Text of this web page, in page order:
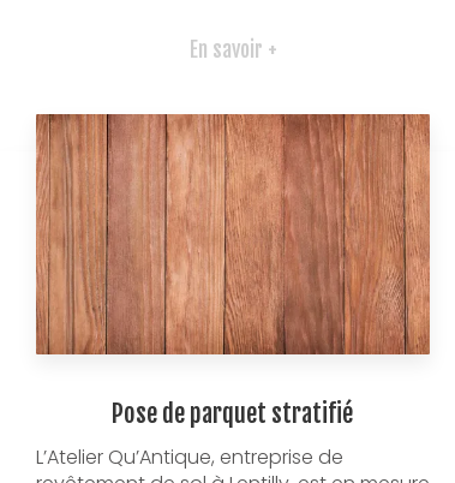
En savoir +
Pose de parquet stratifié
L’Atelier Qu’Antique, entreprise de